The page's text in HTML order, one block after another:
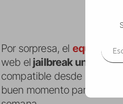
Por sorpresa, el equipo
web el jailbreak
compatible desde iOS
buen momento para